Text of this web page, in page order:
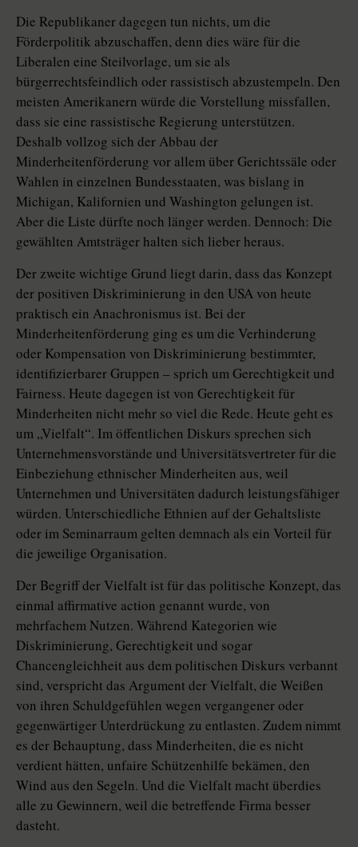
Die Republikaner dagegen tun nichts, um die
Förderpolitik abzuschaffen, denn dies wäre für die
Liberalen eine Steilvorlage, um sie als
bürgerrechtsfeindlich oder rassistisch abzustempeln. Den
meisten Amerikanern würde die Vorstellung missfallen,
dass sie eine rassistische Regierung unterstützen.
Deshalb vollzog sich der Abbau der
Minderheitenförderung vor allem über Gerichtssäle oder
Wahlen in einzelnen Bundesstaaten, was bislang in
Michigan, Kalifornien und Washington gelungen ist.
Aber die Liste dürfte noch länger werden. Dennoch: Die
gewählten Amtsträger halten sich lieber heraus.
Der zweite wichtige Grund liegt darin, dass das Konzept
der positiven Diskriminierung in den USA von heute
praktisch ein Anachronismus ist. Bei der
Minderheitenförderung ging es um die Verhinderung
oder Kompensation von Diskriminierung bestimmter,
identifizierbarer Gruppen – sprich um Gerechtigkeit und
Fairness. Heute dagegen ist von Gerechtigkeit für
Minderheiten nicht mehr so viel die Rede. Heute geht es
um „Vielfalt“. Im öffentlichen Diskurs sprechen sich
Unternehmensvorstände und Universitätsvertreter für die
Einbeziehung ethnischer Minderheiten aus, weil
Unternehmen und Universitäten dadurch leistungsfähiger
würden. Unterschiedliche Ethnien auf der Gehaltsliste
oder im Seminarraum gelten demnach als ein Vorteil für
die jeweilige Organisation.
Der Begriff der Vielfalt ist für das politische Konzept, das
einmal affirmative action genannt wurde, von
mehrfachem Nutzen. Während Kategorien wie
Diskriminierung, Gerechtigkeit und sogar
Chancengleichheit aus dem politischen Diskurs verbannt
sind, verspricht das Argument der Vielfalt, die Weißen
von ihren Schuldgefühlen wegen vergangener oder
gegenwärtiger Unterdrückung zu entlasten. Zudem nimmt
es der Behauptung, dass Minderheiten, die es nicht
verdient hätten, unfaire Schützenhilfe bekämen, den
Wind aus den Segeln. Und die Vielfalt macht überdies
alle zu Gewinnern, weil die betreffende Firma besser
dasteht.